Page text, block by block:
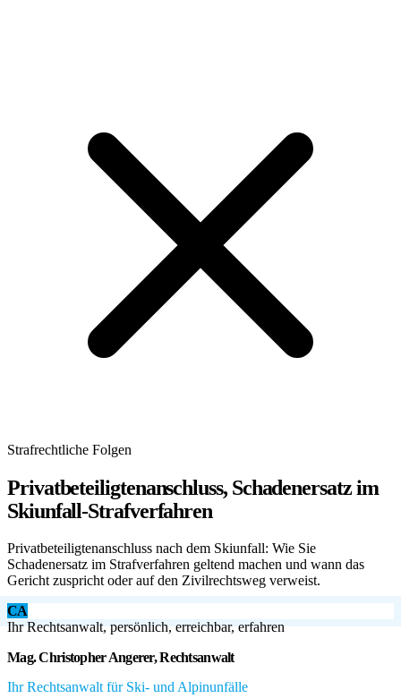
Strafrechtliche Folgen
Privatbeteiligtenanschluss, Schadenersatz im
Skiunfall-Strafverfahren
Privatbeteiligtenanschluss nach dem Skiunfall: Wie Sie
Schadenersatz im Strafverfahren geltend machen und wann das
Gericht zuspricht oder auf den Zivilrechtsweg verweist.
CA
Ihr Rechtsanwalt, persönlich, erreichbar, erfahren
Mag. Christopher Angerer, Rechtsanwalt
Ihr Rechtsanwalt für Ski- und Alpinunfälle